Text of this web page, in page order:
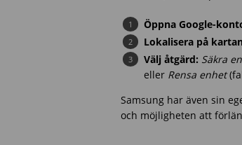
Öppna Google-
Lokalisera på
Välj åtgärd: Säkra
eller Rensa enhet
Samsung har även sin
och möjligheten att